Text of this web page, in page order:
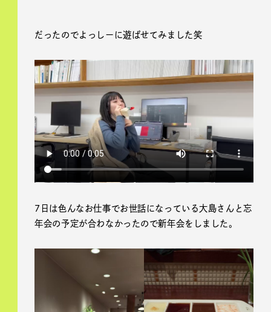
だったのでよっしーに遊ばせてみました笑
7日は色んなお仕事でお世話になっている大島さんと忘
年会の予定が合わなかったので新年会をしました。